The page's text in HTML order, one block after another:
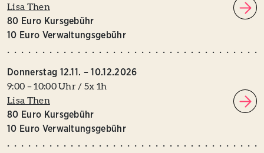
Lisa Then
80 Euro Kursgebühr
10 Euro Verwaltungsgebühr
Donnerstag 12.11. – 10.12.2026
9:00 – 10:00 Uhr / 5x 1h
Lisa Then
80 Euro Kursgebühr
10 Euro Verwaltungsgebühr